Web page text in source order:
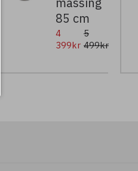
85 cm
4
399kr
5
499kr